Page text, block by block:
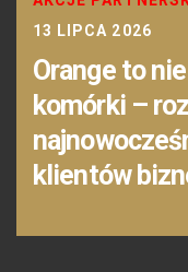
13 LIPCA 2026
Orange to
komórki –
klientów